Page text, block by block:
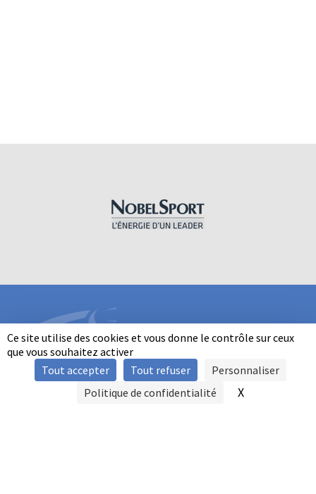
Ce site utilise des cookies et vous donne le contrôle sur ceux
que vous souhaitez activer
Tout accepter
Tout refuser
Personnaliser
Politique de confidentialité
X
INFORMATIONS
SIGNALER UNE VIOLENCE